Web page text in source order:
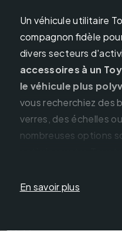
Un véhicule utilitaire
compagnon fidèle
divers secteurs
accessoires à un
le véhicule plus
vous recherchiez des
verres, des échelles
nombreuses options
En savoir plus